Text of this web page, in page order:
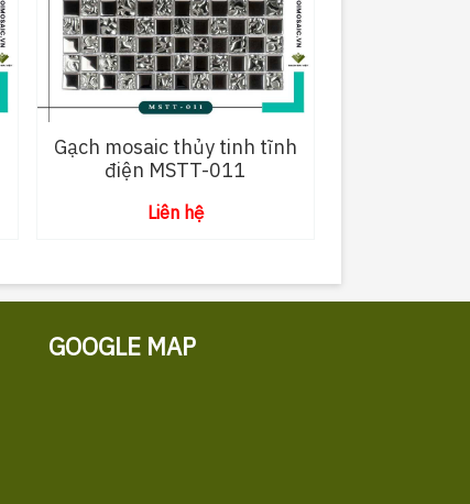
Gạch mosaic thủy tinh tĩnh
điện MSTT-011
Liên hệ
GOOGLE MAP